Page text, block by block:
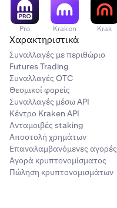
Pro Kraken Krak
Χαρακτηριστικά
Συναλλαγές με περιθώριο
Futures Trading
Συναλλαγές OTC
Θεσμικοί φορείς
Συναλλαγές μέσω API
Κέντρο Kraken API
Ανταμοιβές staking
Αποστολή χρημάτων
Επαναλαμβανόμενες αγορές
Αγορά κρυπτονομίσματος
Πώληση κρυπτονομισμάτων